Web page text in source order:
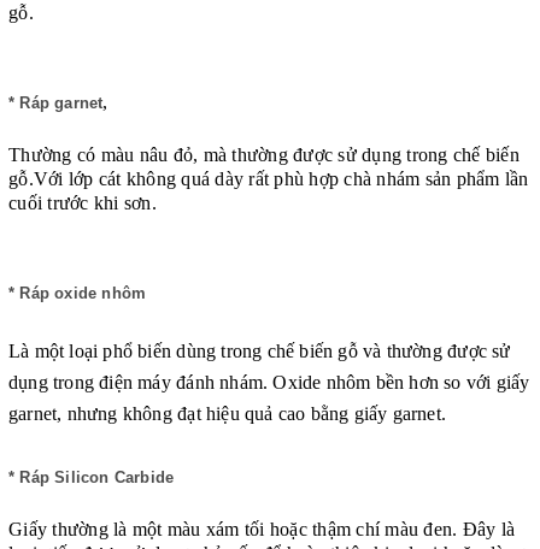
gỗ.
* Ráp garnet,
Thường có màu nâu đỏ, mà thường được sử dụng trong chế biến
gỗ.Với lớp cát không quá dày rất phù hợp chà nhám sản phẩm lần
cuối trước khi sơn.
* Ráp oxide nhôm
Là một loại phổ biến dùng trong chế biến gỗ và thường được sử
dụng trong điện máy đánh nhám. Oxide nhôm bền hơn so với giấy
garnet, nhưng không đạt hiệu quả cao bằng giấy garnet.
* Ráp Silicon Carbide
Giấy thường là một màu xám tối hoặc thậm chí màu đen. Đây là